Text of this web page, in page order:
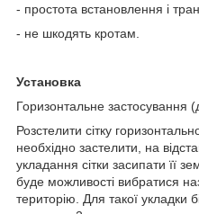
- простота встановлення і
- не шкодять кротам.
Установка
Горизонтальне застосування
Розстелити сітку
необхідно застелити, на
укладання сітки засипати її
буде можливості вибратися
територію. Для такої укладки